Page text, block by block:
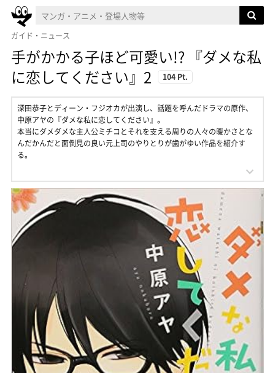
ガイド・ニュース
手がかかる子ほど可愛い!? 『ダメな私
に恋してください』2
104 Pt.
深田恭子とディーン・フジオカが出演し、話題を呼んだドラマの原作、
中原アヤの『ダメな私に恋してください』。
本当にダメダメな主人公ミチコとそれを支える周りの人々の暖かさとな
んだかんだと面倒見の良い元上司のやりとりが歯がゆい作品を紹介す
る。